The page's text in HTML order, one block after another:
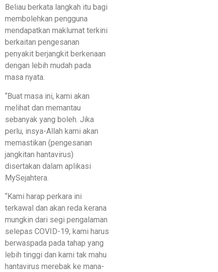
Beliau berkata langkah itu bagi
membolehkan pengguna
mendapatkan maklumat terkini
berkaitan pengesanan
penyakit berjangkit berkenaan
dengan lebih mudah pada
masa nyata.
“Buat masa ini, kami akan
melihat dan memantau
sebanyak yang boleh. Jika
perlu, insya-Allah kami akan
memastikan (pengesanan
jangkitan hantavirus)
disertakan dalam aplikasi
MySejahtera.
“Kami harap perkara ini
terkawal dan akan reda kerana
mungkin dari segi pengalaman
selepas COVID-19, kami harus
berwaspada pada tahap yang
lebih tinggi dan kami tak mahu
hantavirus merebak ke mana-